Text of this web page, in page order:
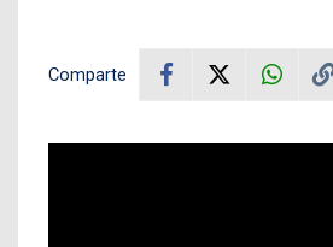
Comparte